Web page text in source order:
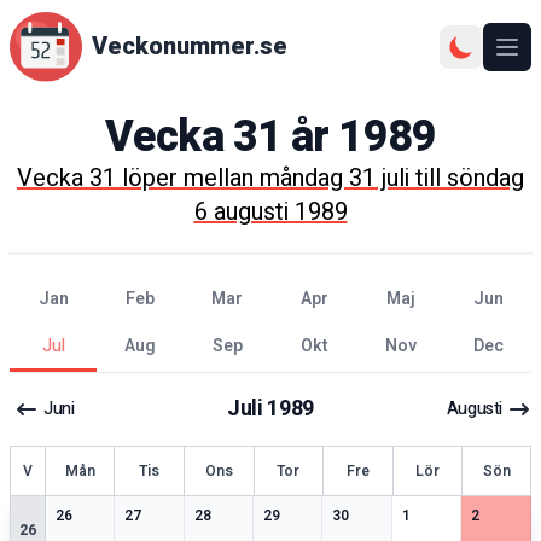
Veckonummer.se
Vecka31 år 1989
Vecka31löper mellanmåndag 31 julitillsöndag
6 augusti 1989
jan feb mar apr maj
jun
jul
aug sep okt nov dec
Juni Juli1989 Augusti
Vecka Mån Tis Ons Tor Fre Lör Sön
26
26
2speciella datum
27
2speciella datum
28
1speciella datum
29
2speciella datum
30
2speciella datum
12 speciella datum
2
2